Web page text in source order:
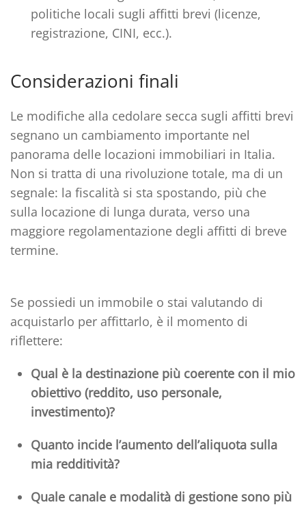
politiche locali sugli affitti brevi (licenze,
registrazione, CINI, ecc.).
Considerazioni finali
Le modifiche alla cedolare secca sugli affitti brevi
segnano un cambiamento importante nel
panorama delle locazioni immobiliari in Italia.
Non si tratta di una rivoluzione totale, ma di un
segnale: la fiscalità si sta spostando, più che
sulla locazione di lunga durata, verso una
maggiore regolamentazione degli affitti di breve
termine.
Se possiedi un immobile o stai valutando di
acquistarlo per affittarlo, è il momento di
riflettere:
Qual è la destinazione più coerente con il mio
obiettivo (reddito, uso personale,
investimento)?
Quanto incide l’aumento dell’aliquota sulla
mia redditività?
Quale canale e modalità di gestione sono più